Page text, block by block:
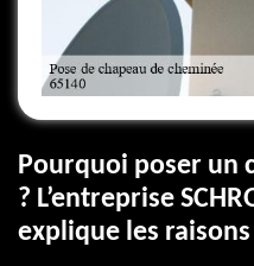
Pourquoi poser un
? L’entreprise
explique les raisons